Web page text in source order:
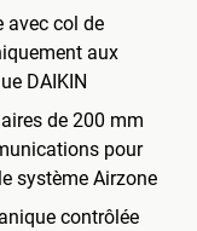
avec col de
aux
DAIKIN
de 200 mm
pour
système Airzone
contrôlée